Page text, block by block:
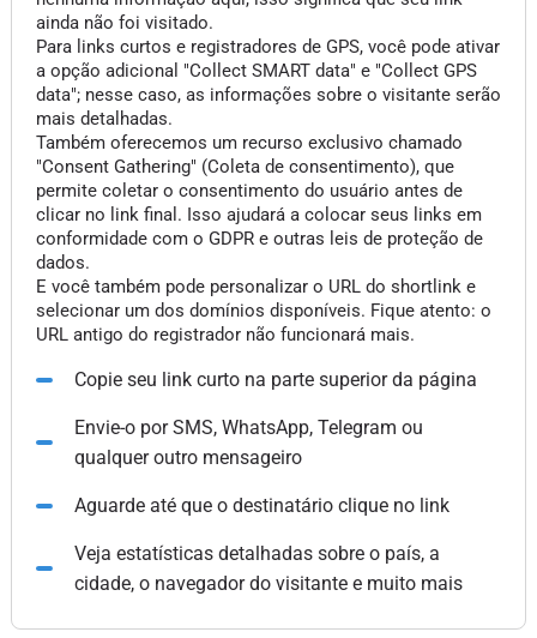
ainda não foi visitado.
Para links curtos e registradores de GPS, você pode ativar
a opção adicional "Collect SMART data" e "Collect GPS
data"; nesse caso, as informações sobre o visitante serão
mais detalhadas.
Também oferecemos um recurso exclusivo chamado
"Consent Gathering" (Coleta de consentimento), que
permite coletar o consentimento do usuário antes de
clicar no link final. Isso ajudará a colocar seus links em
conformidade com o GDPR e outras leis de proteção de
dados.
E você também pode personalizar o URL do shortlink e
selecionar um dos domínios disponíveis. Fique atento: o
URL antigo do registrador não funcionará mais.
Copie seu link curto na parte superior da página
Envie-o por SMS, WhatsApp, Telegram ou
qualquer outro mensageiro
Aguarde até que o destinatário clique no link
Veja estatísticas detalhadas sobre o país, a
cidade, o navegador do visitante e muito mais